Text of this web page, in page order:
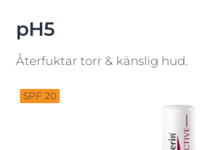
pH5
Återfuktar torr & känslig hud.
SPF 20